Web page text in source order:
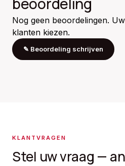
Nog geen beoordelingen.
klanten kiezen.
✎ Beoordeling schrijven
KLANTVRAGEN
Stel uw vraag —